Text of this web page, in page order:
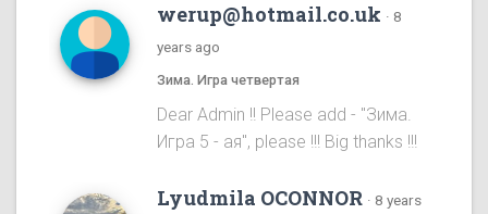
werup@hotmail.co.uk · 8
years ago
Зима. Игра четвертая
Dear Admin !! Please add - "Зима.
Игра 5 - ая", please !!! Big thanks !!!
Lyudmila OCONNOR · 8 years